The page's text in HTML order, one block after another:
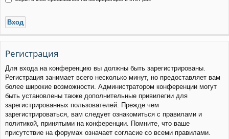
Регистрация
Для входа на конференцию вы должны быть зарегистрированы.
Регистрация занимает всего несколько минут, но предоставляет вам
более широкие возможности. Администратором конференции могут
быть установлены также дополнительные привилегии для
зарегистрированных пользователей. Прежде чем
зарегистрироваться, вам следует ознакомиться с правилами и
политикой, принятыми на конференции. Помните, что ваше
присутствие на форумах означает согласие со всеми правилами.